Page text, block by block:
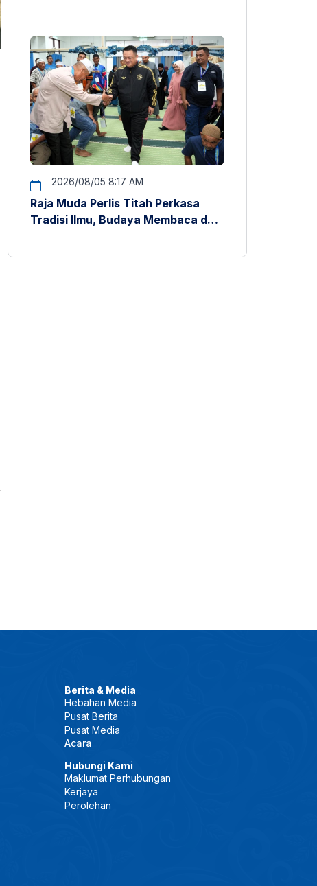
2026/08/05 8:17 AM
Raja Muda Perlis Titah Perkasa
Tradisi Ilmu, Budaya Membaca dan
Berita & Media
Hebahan Media
Pusat Berita
Pusat Media
Acara
Hubungi Kami
Maklumat Perhubungan
Kerjaya
Perolehan